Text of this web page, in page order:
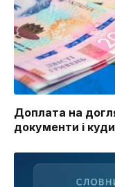
Доплата на
документи і